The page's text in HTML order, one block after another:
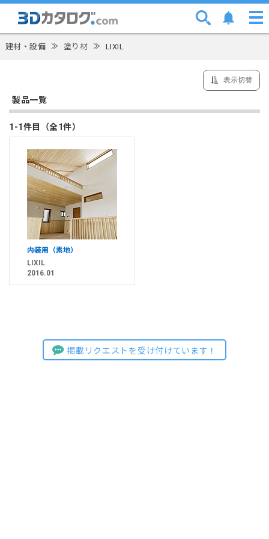
建材・設備 ≫ 塗り材 ≫ LIXIL
表示切替
製品一覧
1-1件目（全1件）
内装用（素地）
LIXIL
2016.01
掲載リクエストを受け付けています！